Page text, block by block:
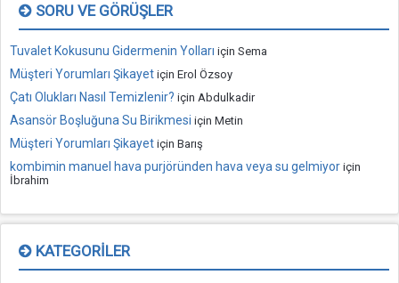
SORU VE GÖRÜŞLER
Tuvalet Kokusunu Gidermenin Yolları için Sema
Müşteri Yorumları Şikayet için Erol Özsoy
Çatı Olukları Nasıl Temizlenir? için Abdulkadir
Asansör Boşluğuna Su Birikmesi için Metin
Müşteri Yorumları Şikayet için Barış
kombimin manuel hava purjöründen hava veya su gelmiyor için
İbrahim
KATEGORILER